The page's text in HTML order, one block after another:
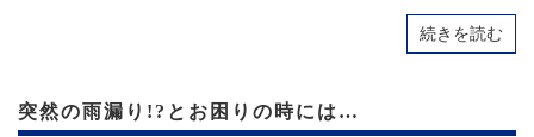
続きを読む
突然の雨漏り!?とお困りの時には…